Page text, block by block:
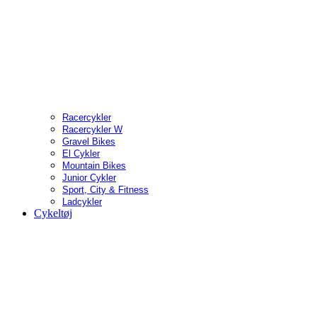
Racercykler
Racercykler W
Gravel Bikes
El Cykler
Mountain Bikes
Junior Cykler
Sport, City & Fitness
Ladcykler
Cykeltøj